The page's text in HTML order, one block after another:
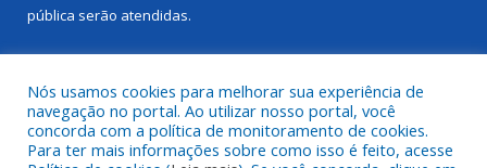
pública serão atendidas.
Nós usamos cookies para melhorar sua experiência de
navegação no portal. Ao utilizar nosso portal, você
concorda com a política de monitoramento de cookies.
Para ter mais informações sobre como isso é feito, acesse